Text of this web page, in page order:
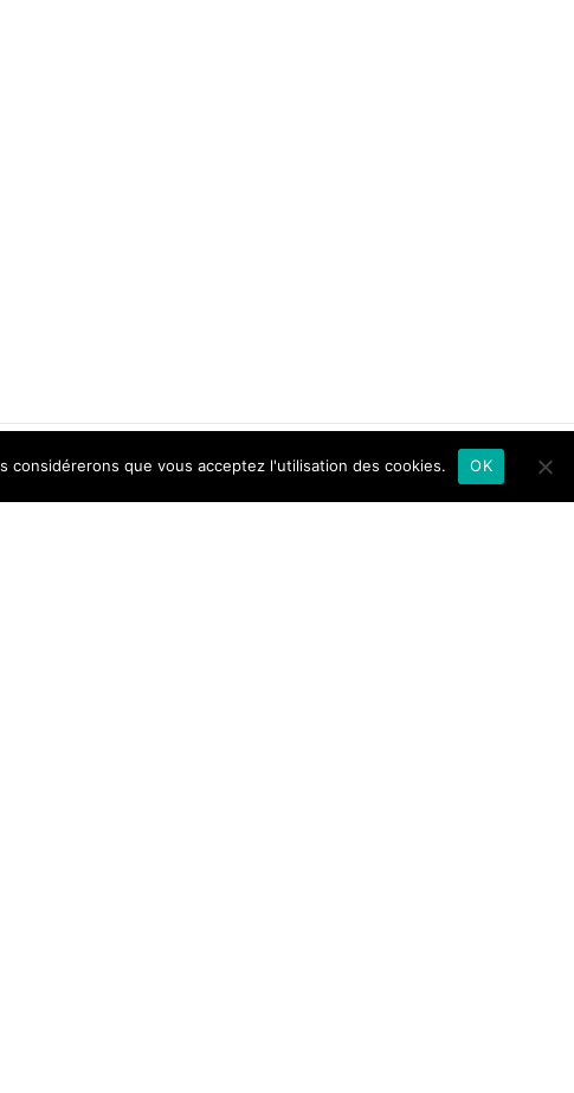
que vous acceptez l'utilisation des cookies. OK